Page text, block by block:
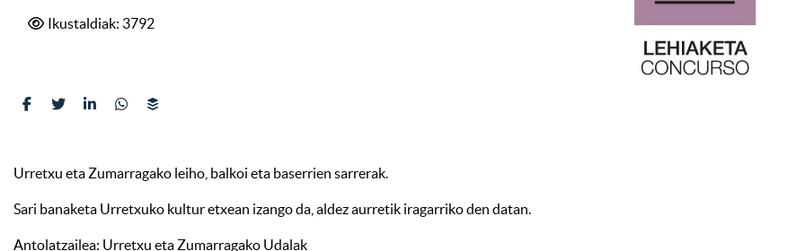
Ikustaldiak: 3792
Urretxu eta Zumarragako leiho, balkoi eta baserrien sarrerak.
Sari banaketa Urretxuko kultur etxean izango da, aldez aurretik iragarriko den datan.
Antolatzailea: Urretxu eta Zumarragako Udalak